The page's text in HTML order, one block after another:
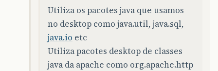
Utiliza os pacotes java que usamos
no desktop como java.util, java.sql,
java.io etc
Utiliza pacotes desktop de classes
java da apache como org.apache.http